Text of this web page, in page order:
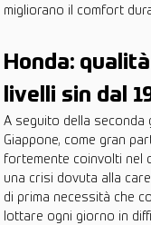
migliorano il comfort
Honda:
livelli sin dal
A seguito della seconda
Giappone, come gran
fortemente coinvolti nel
una crisi dovuta alla
di prima necessità che
lottare ogni giorno in